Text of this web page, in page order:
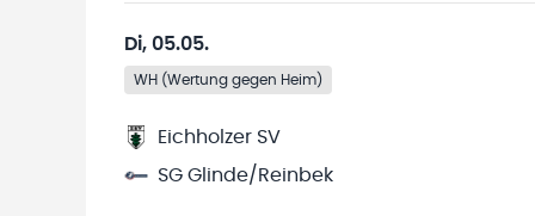
Di, 05.05.
WH (Wertung gegen Heim)
Eichholzer SV
SG Glinde/Reinbek